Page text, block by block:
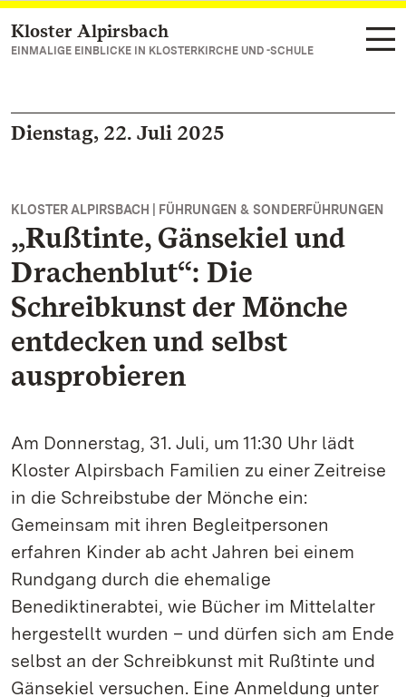
Zum Hauptinhalt springen
Kloster Alpirsbach
EINMALIGE EINBLICKE IN KLOSTERKIRCHE UND -SCHULE
Dienstag, 22. Juli 2025
KLOSTER ALPIRSBACH | FÜHRUNGEN & SONDERFÜHRUNGEN
„Rußtinte, Gänsekiel und
Drachenblut“: Die
Schreibkunst der Mönche
entdecken und selbst
ausprobieren
Am Donnerstag, 31. Juli, um 11:30 Uhr lädt
Kloster Alpirsbach Familien zu einer Zeitreise
in die Schreibstube der Mönche ein:
Gemeinsam mit ihren Begleitpersonen
erfahren Kinder ab acht Jahren bei einem
Rundgang durch die ehemalige
Benediktinerabtei, wie Bücher im Mittelalter
hergestellt wurden – und dürfen sich am Ende
selbst an der Schreibkunst mit Rußtinte und
Gänsekiel versuchen. Eine Anmeldung unter